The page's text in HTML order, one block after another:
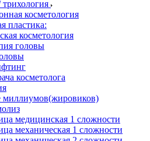
косметология
пластика:
косметология
головы
косметолога
миллиумов(жировиков)
медицинская 1 сложности
механическая 1 сложности